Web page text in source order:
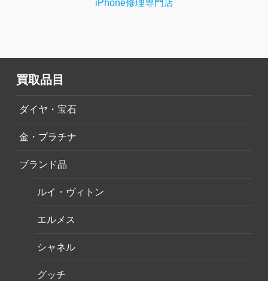
iPhone修理専門店
買取品目
ダイヤ・宝石
金・プラチナ
ブランド品
ルイ・ヴィトン
エルメス
シャネル
グッチ